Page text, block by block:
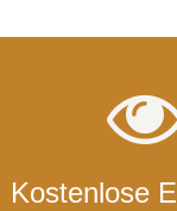
Kostenlose